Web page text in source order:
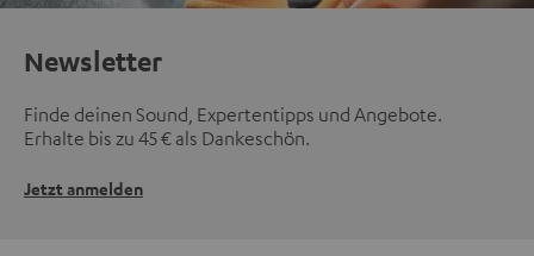
Newsletter
Finde deinen Sound, Expertentipps und Angebote.
Erhalte bis zu 45 € als Dankeschön.
Jetzt anmelden